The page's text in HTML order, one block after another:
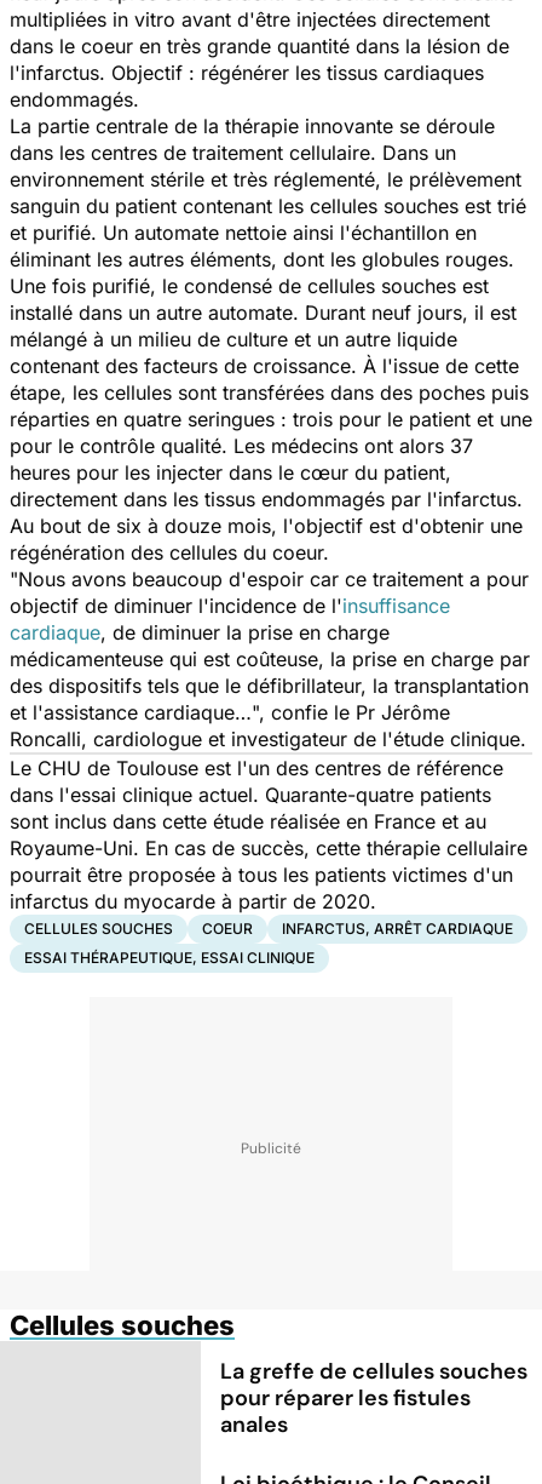
multipliées in vitro avant d'être injectées directement
dans le coeur en très grande quantité dans la lésion de
l'infarctus. Objectif : régénérer les tissus cardiaques
endommagés.
La partie centrale de la thérapie innovante se déroule
dans les centres de traitement cellulaire. Dans un
environnement stérile et très réglementé, le prélèvement
sanguin du patient contenant les cellules souches est trié
et purifié. Un automate nettoie ainsi l'échantillon en
éliminant les autres éléments, dont les globules rouges.
Une fois purifié, le condensé de cellules souches est
installé dans un autre automate. Durant neuf jours, il est
mélangé à un milieu de culture et un autre liquide
contenant des facteurs de croissance. À l'issue de cette
étape, les cellules sont transférées dans des poches puis
réparties en quatre seringues : trois pour le patient et une
pour le contrôle qualité. Les médecins ont alors 37
heures pour les injecter dans le cœur du patient,
directement dans les tissus endommagés par l'infarctus.
Au bout de six à douze mois, l'objectif est d'obtenir une
régénération des cellules du coeur.
"Nous avons beaucoup d'espoir car ce traitement a pour
objectif de diminuer l'incidence de l'insuffisance
cardiaque, de diminuer la prise en charge
médicamenteuse qui est coûteuse, la prise en charge par
des dispositifs tels que le défibrillateur, la transplantation
et l'assistance cardiaque…", confie le Pr Jérôme
Roncalli, cardiologue et investigateur de l'étude clinique.
Le CHU de Toulouse est l'un des centres de référence
dans l'essai clinique actuel. Quarante-quatre patients
sont inclus dans cette étude réalisée en France et au
Royaume-Uni. En cas de succès, cette thérapie cellulaire
pourrait être proposée à tous les patients victimes d'un
infarctus du myocarde à partir de 2020.
CELLULES SOUCHES COEUR
INFARCTUS, ARRÊT CARDIAQUE
ESSAI THÉRAPEUTIQUE, ESSAI CLINIQUE
Cellules souches
La greffe de cellules souches
pour réparer les fistules
anales